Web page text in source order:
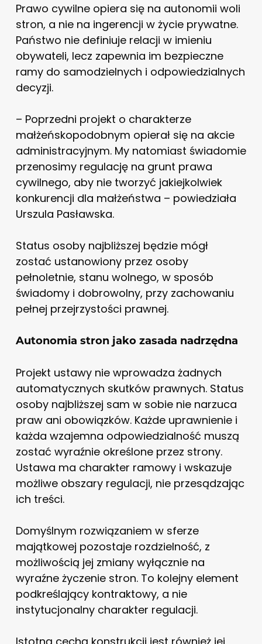
Prawo cywilne opiera się na autonomii woli
stron, a nie na ingerencji w życie prywatne.
Państwo nie definiuje relacji w imieniu
obywateli, lecz zapewnia im bezpieczne
ramy do samodzielnych i odpowiedzialnych
decyzji.
– Poprzedni projekt o charakterze
małżeńskopodobnym opierał się na akcie
administracyjnym. My natomiast świadomie
przenosimy regulację na grunt prawa
cywilnego, aby nie tworzyć jakiejkolwiek
konkurencji dla małżeństwa – powiedziała
Urszula Pasławska.
Status osoby najbliższej będzie mógł
zostać ustanowiony przez osoby
pełnoletnie, stanu wolnego, w sposób
świadomy i dobrowolny, przy zachowaniu
pełnej przejrzystości prawnej.
Autonomia stron jako zasada nadrzędna
Projekt ustawy nie wprowadza żadnych
automatycznych skutków prawnych. Status
osoby najbliższej sam w sobie nie narzuca
praw ani obowiązków. Każde uprawnienie i
każda wzajemna odpowiedzialność muszą
zostać wyraźnie określone przez strony.
Ustawa ma charakter ramowy i wskazuje
możliwe obszary regulacji, nie przesądzając
ich treści.
Domyślnym rozwiązaniem w sferze
majątkowej pozostaje rozdzielność, z
możliwością jej zmiany wyłącznie na
wyraźne życzenie stron. To kolejny element
podkreślający kontraktowy, a nie
instytucjonalny charakter regulacji.